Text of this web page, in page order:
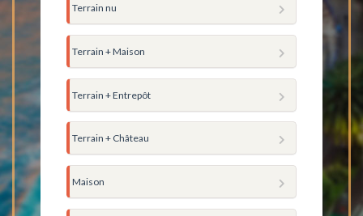
Terrain nu
Terrain + Maison
Terrain + Entrepôt
Terrain + Château
Maison